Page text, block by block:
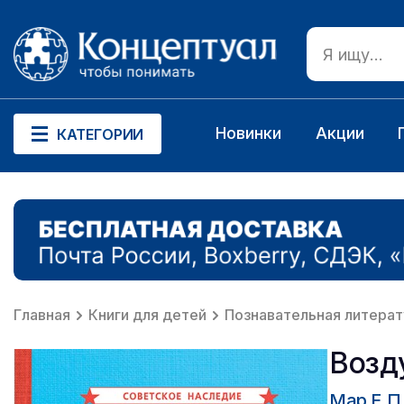
КАТЕГОРИИ Новинки Акции
Главная Книги для детей Познавательная